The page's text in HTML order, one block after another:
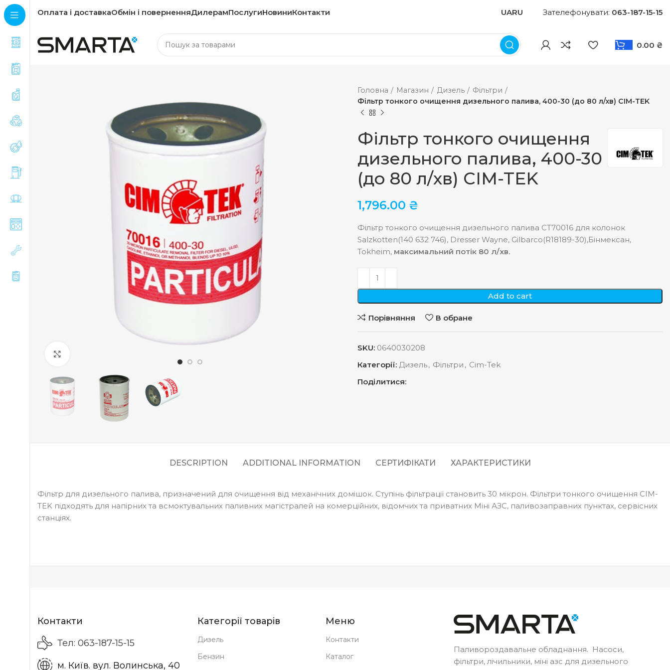
Оплата і доставкаОбмін і поверненняДилерамПослугиНовиниКонтакти UARU Зателефонувати: 063-187-15-15
0.00 ₴
Головна Магазин Дизель
Фільтри
Фільтр тонкого очищення дизельного палива, 400-30 (до 80 л/хв) CIM-TEK
Фільтр тонкого очищення
дизельного палива, 400-30
(до 80 л/хв) CIM-TEK
1,796.00 ₴
Фільтр тонкого очищення дизельного палива СТ70016 для колонок
Salzkotten(140 632 746), Dresser Wayne, Gilbarco(R18189-30),Бінмексан,
Tokheim, максимальний потік 80 л/хв.
Add to cart
Порівняння В обране
SKU: 0640030208
Категорії: Дизель, Фільтри , Cim-Tek
Поділитися:
DESCRIPTION ADDITIONAL INFORMATION СЕРТИФІКАТИ ХАРАКТЕРИСТИКИ
Фільтр для дизельного палива, призначений для очищення від механічних домішок. Ступінь фільтрації становить 30 мікрон. Фільтри тонкого очищення CIM-
TEK підходять для напірних та всмоктувальних паливних магістралей на комерційних, відомчих та приватних Міні АЗС, паливозаправних пунктах, сервісних
станціях.
Контакти
Тел: 063-187-15-15
м. Київ. вул. Волинська, 40
Категорії товарів
Дизель
Бензин
Меню
Контакти
Каталог
Паливороздавальне обладнання. Насоси,
фільтри, лічильники, міні азс для дизельного